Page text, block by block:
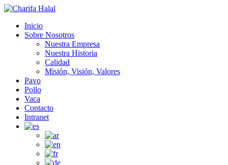
Inicio
Sobre Nosotros
Nuestra Empresa
Nuestra Historia
Calidad
Misión, Visión, Valores
Pavo
Pollo
Vaca
Contacto
Intranet